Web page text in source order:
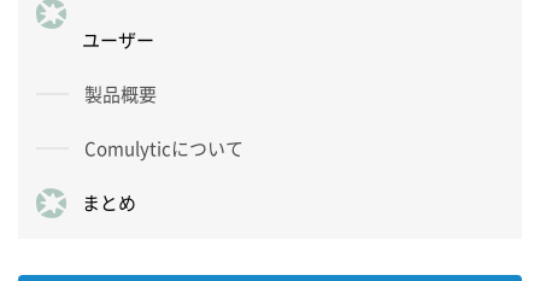
ユーザー
製品概要
Comulyticについて
まとめ